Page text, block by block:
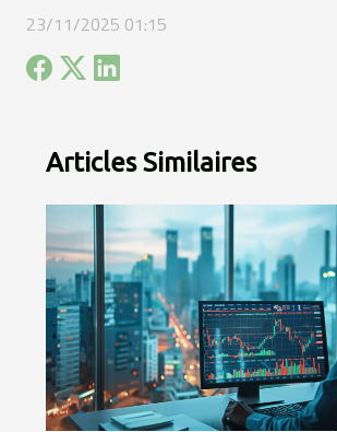
23/11/2025 01:15
Articles Similaires